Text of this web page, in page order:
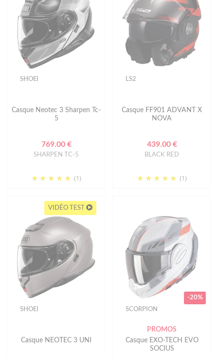
SHOEI
Casque Neotec 3 Sharpen Tc-
5
769.00 €
SHARPEN TC-5
(1)
LS2
Casque FF901 ADVANT X
NOVA
439.00 €
BLACK RED
(1)
VIDÉO TEST
SHOEI
Casque NEOTEC 3 UNI
-20%
SCORPION
PROMOS
Casque EXO-TECH EVO
SOCIUS